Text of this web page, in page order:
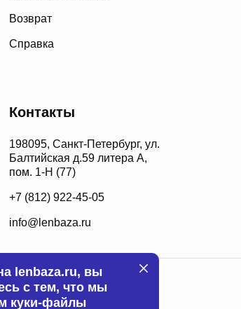
Возврат
Справка
Контакты
198095, Санкт-Петербург, ул.
Балтийская д.59 литера А,
пом. 1-Н (77)
+7 (812) 922-45-05
info@lenbaza.ru
lenbaza.ru, вы
с тем, что мы
куки-файлы